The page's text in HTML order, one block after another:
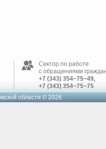
Сектор по работе
с обращениями
+7 (343) 354−75−49,
+7 (343) 354−75−75
области © 2026